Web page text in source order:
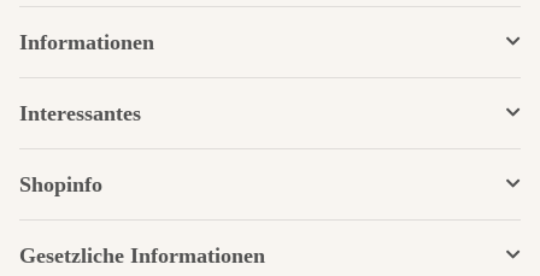
Informationen
Interessantes
Shopinfo
Gesetzliche Informationen